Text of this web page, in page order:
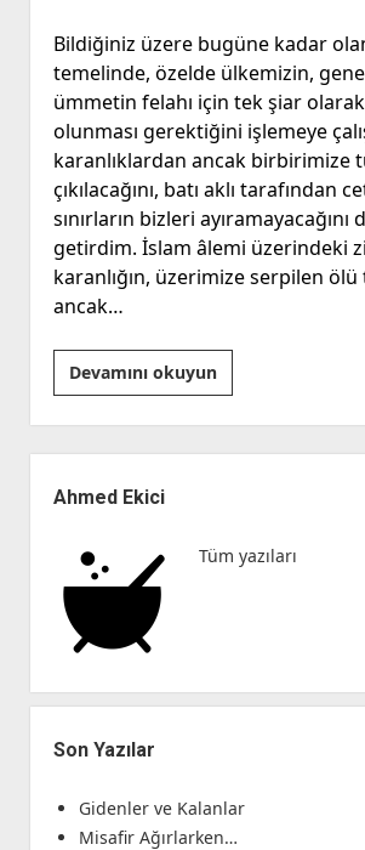
Bildiğiniz üzere bugüne kadar olan
temelinde, özelde ülkemizin,
ümmetin felahı için tek şiar
olunması gerektiğini işlemeye
karanlıklardan ancak birbirimize
çıkılacağını, batı aklı tarafından
sınırların bizleri
getirdim. İslam âlemi üzerindeki
karanlığın, üzerimize serpilen ölü
ancak…
Devamını okuyunGelin
Canlar
”Bir”
Olalım
Menü
Ahmed Ekici
Tüm yazıları
Son Yazılar
Gidenler ve Kalanlar
Misafir Ağırlarken…